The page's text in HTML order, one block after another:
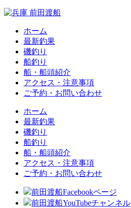
ホーム
最新釣果
磯釣り
船釣り
船・船頭紹介
アクセス・注意事項
ご予約・お問い合わせ
ホーム
最新釣果
磯釣り
船釣り
船・船頭紹介
アクセス・注意事項
ご予約・お問い合わせ
前田渡船Facebookページ
前田渡船YouTubeチャンネル